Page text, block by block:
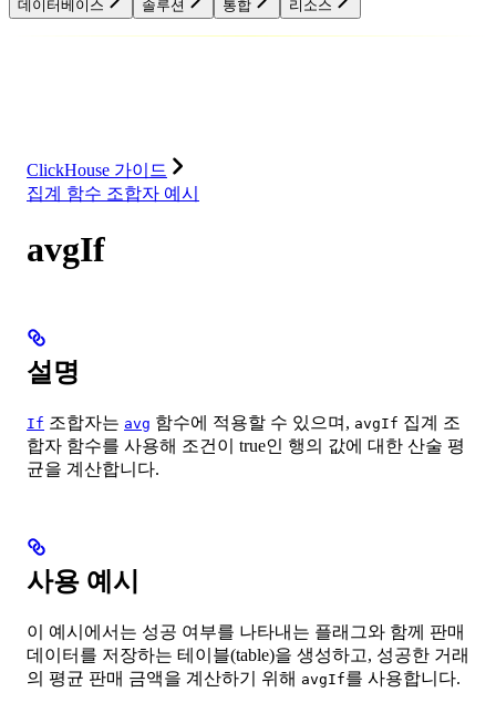
데이터베이스 솔루션 통합 리소스
ClickHouse 가이드
집계 함수 조합자 예시
avgIf
설명
If 조합자는 avg 함수에 적용할 수 있으며, avgIf 집계 조
합자 함수를 사용해 조건이 true인 행의 값에 대한 산술 평
균을 계산합니다.
사용 예시
이 예시에서는 성공 여부를 나타내는 플래그와 함께 판매
데이터를 저장하는 테이블(table)을 생성하고, 성공한 거래
의 평균 판매 금액을 계산하기 위해 avgIf를 사용합니다.